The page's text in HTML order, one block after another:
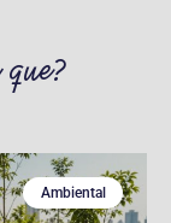
Ambiental